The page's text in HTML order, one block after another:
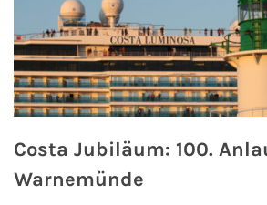
Mein Schiff Mittelmeer
Mein Schiff Westeuropa
Mein Schiff Orient
Mein Schiff Nordamerika
Costa Jubiläum: 100.
Warnemünde